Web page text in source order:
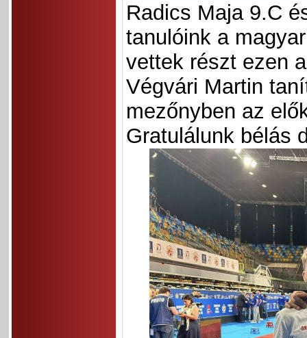
Radics Maja 9.C
tanulóink a
vettek részt ezen
Végvári Martin
mezőnyben az
Gratulálunk bélás